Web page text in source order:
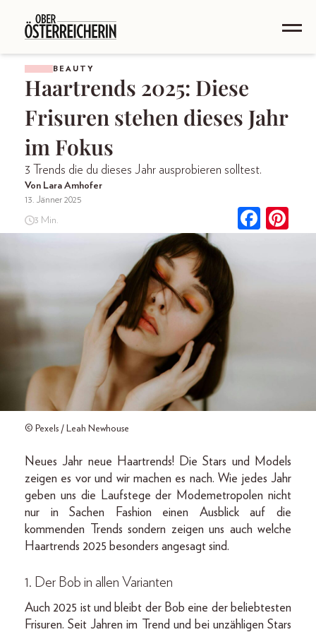
BEAUTY
Haartrends 2025: Diese
Frisuren stehen dieses Jahr
im Fokus
3 Trends die du dieses Jahr ausprobieren solltest.
Von Lara Amhofer
13. Jänner 2025
3 Min.
© Pexels / Leah Newhouse
Neues Jahr neue Haartrends! Die Stars und Models
zeigen es vor und wir machen es nach. Wie jedes Jahr
geben uns die Laufstege der Modemetropolen nicht
nur in Sachen Fashion einen Ausblick auf die
kommenden Trends sondern zeigen uns auch welche
Haartrends 2025 besonders angesagt sind.
1. Der Bob in allen Varianten
Auch 2025 ist und bleibt der Bob eine der beliebtesten
Frisuren. Seit Jahren im Trend und bei unzähligen Stars